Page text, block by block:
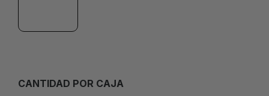
CANTIDAD POR CAJA